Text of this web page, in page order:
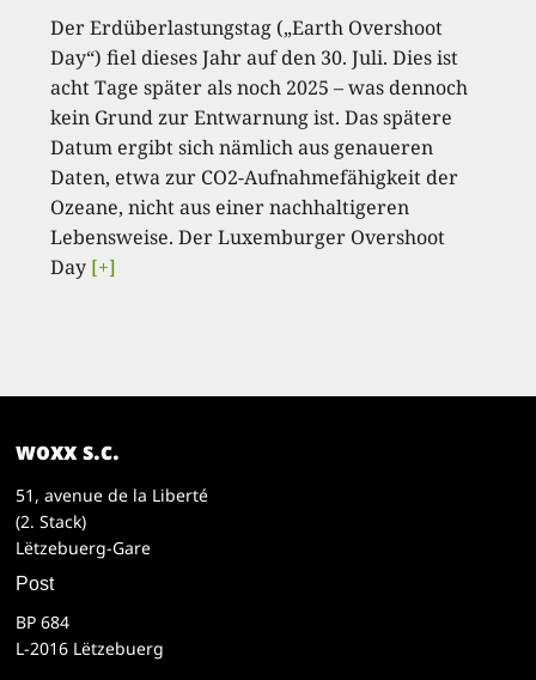
Der Erdüberlastungstag („Earth Overshoot
Day“) fiel dieses Jahr auf den 30. Juli. Dies ist
acht Tage später als noch 2025 – was dennoch
kein Grund zur Entwarnung ist. Das spätere
Datum ergibt sich nämlich aus genaueren
Daten, etwa zur CO2-Aufnahmefähigkeit der
Ozeane, nicht aus einer nachhaltigeren
Lebensweise. Der Luxemburger Overshoot
Day [+]
woxx s.c.
51, avenue de la Liberté
(2. Stack)
Lëtzebuerg-Gare
Post
BP 684
L-2016 Lëtzebuerg